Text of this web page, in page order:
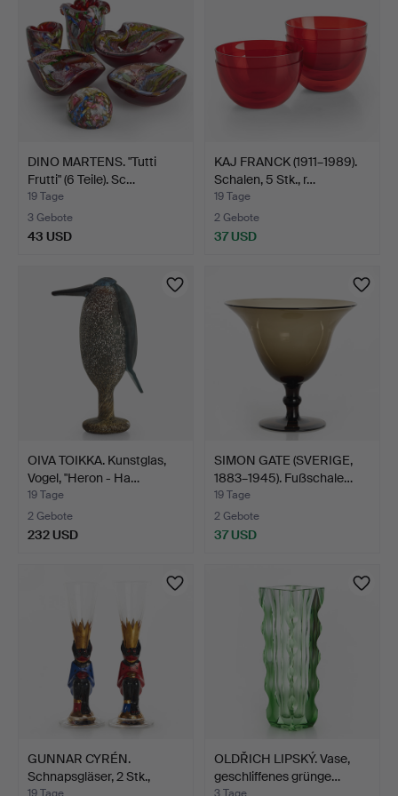
DINO MARTENS. "Tutti
Frutti" (6 Teile). Sc…
19 Tage
3 Gebote
43 USD
KAJ FRANCK (1911–1989).
Schalen, 5 Stk., r…
19 Tage
2 Gebote
37 USD
OIVA TOIKKA. Kunstglas,
Vogel, "Heron - Ha…
19 Tage
2 Gebote
232 USD
SIMON GATE (SVERIGE,
1883–1945). Fußschale…
19 Tage
2 Gebote
37 USD
GUNNAR CYRÉN.
Schnapsgläser, 2 Stk.,
OLDŘICH LIPSKÝ. Vase,
geschliffenes grünge…